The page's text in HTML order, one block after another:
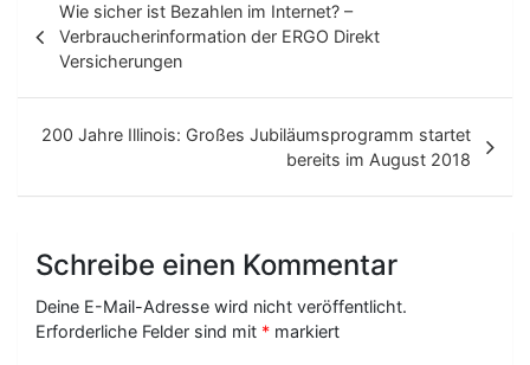
e
a
Wie sicher ist Bezahlen im Internet? –
Verbraucherinformation der ERGO Direkt
Versicherungen
200 Jahre Illinois: Großes Jubiläumsprogramm startet
bereits im August 2018
Schreibe einen Kommentar
Deine E-Mail-Adresse wird nicht veröffentlicht.
Erforderliche Felder sind mit * markiert